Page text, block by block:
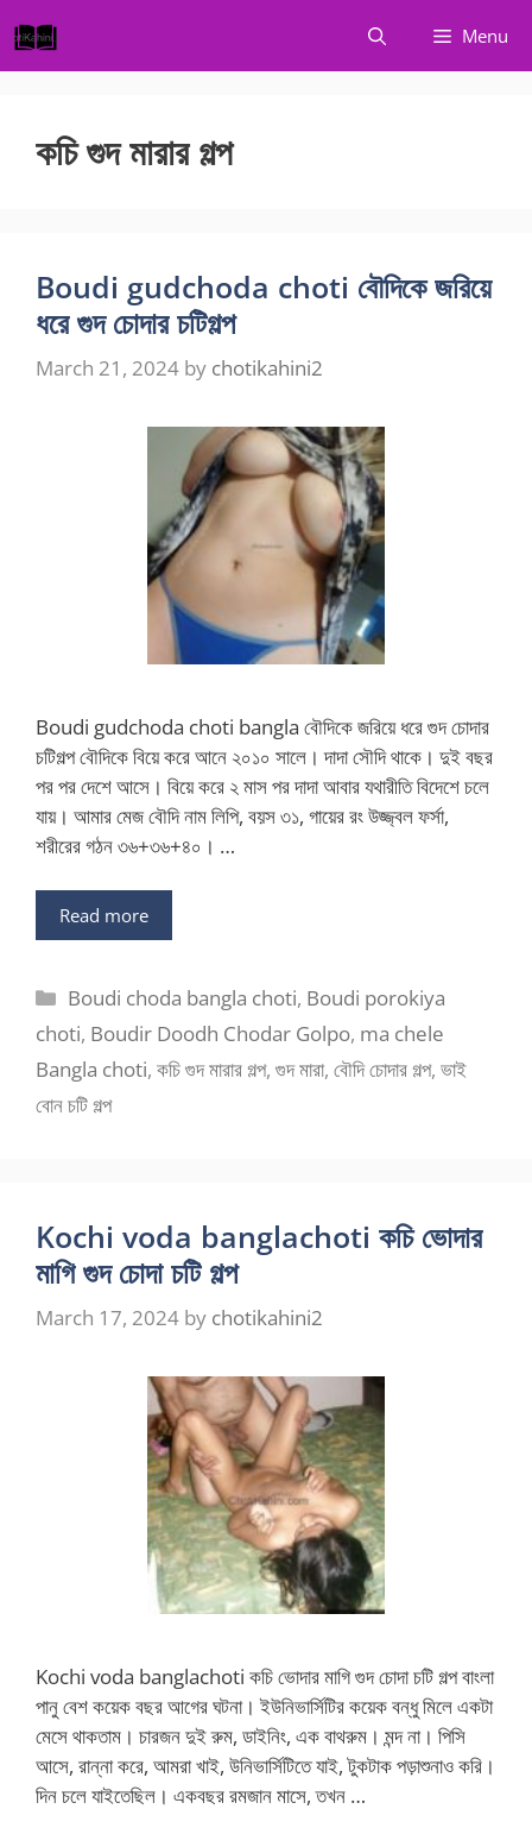
to
content
Menu
কচি গুদ মারার গল্প
Boudi gudchoda choti বৌদিকে জরিয়ে
ধরে গুদ চোদার চটিগল্প
March 21, 2024 by chotikahini2
Boudi gudchoda choti bangla বৌদিকে জরিয়ে ধরে গুদ চোদার
চটিগল্প বৌদিকে বিয়ে করে আনে ২০১০ সালে। দাদা সৌদি থাকে। দুই বছর
পর পর দেশে আসে। বিয়ে করে ২ মাস পর দাদা আবার যথারীতি বিদেশে চলে
যায়। আমার মেজ বৌদি নাম লিপি, বয়স ৩১, গায়ের রং উজ্জ্বল ফর্সা,
শরীরের গঠন ৩৬+৩৬+৪০। …
Read more
Categories
Boudi choda bangla choti, Boudi porokiya
choti, Boudir Doodh Chodar Golpo, ma chele
Bangla choti, কচি গুদ মারার গল্প, গুদ মারা, বৌদি চোদার গল্প, ভাই
বোন চটি গল্প
Kochi voda banglachoti কচি ভোদার
মাগি গুদ চোদা চটি গল্প
March 17, 2024 by chotikahini2
Kochi voda banglachoti কচি ভোদার মাগি গুদ চোদা চটি গল্প বাংলা
পানু বেশ কয়েক বছর আগের ঘটনা। ইউনিভার্সিটির কয়েক বন্ধু মিলে একটা
মেসে থাকতাম। চারজন দুই রুম, ডাইনিং, এক বাথরুম। মন্দ না। পিসি
আসে, রান্না করে, আমরা খাই, উনিভার্সিটিতে যাই, টুকটাক পড়াশুনাও করি।
দিন চলে যাইতেছিল। একবছর রমজান মাসে, তখন …